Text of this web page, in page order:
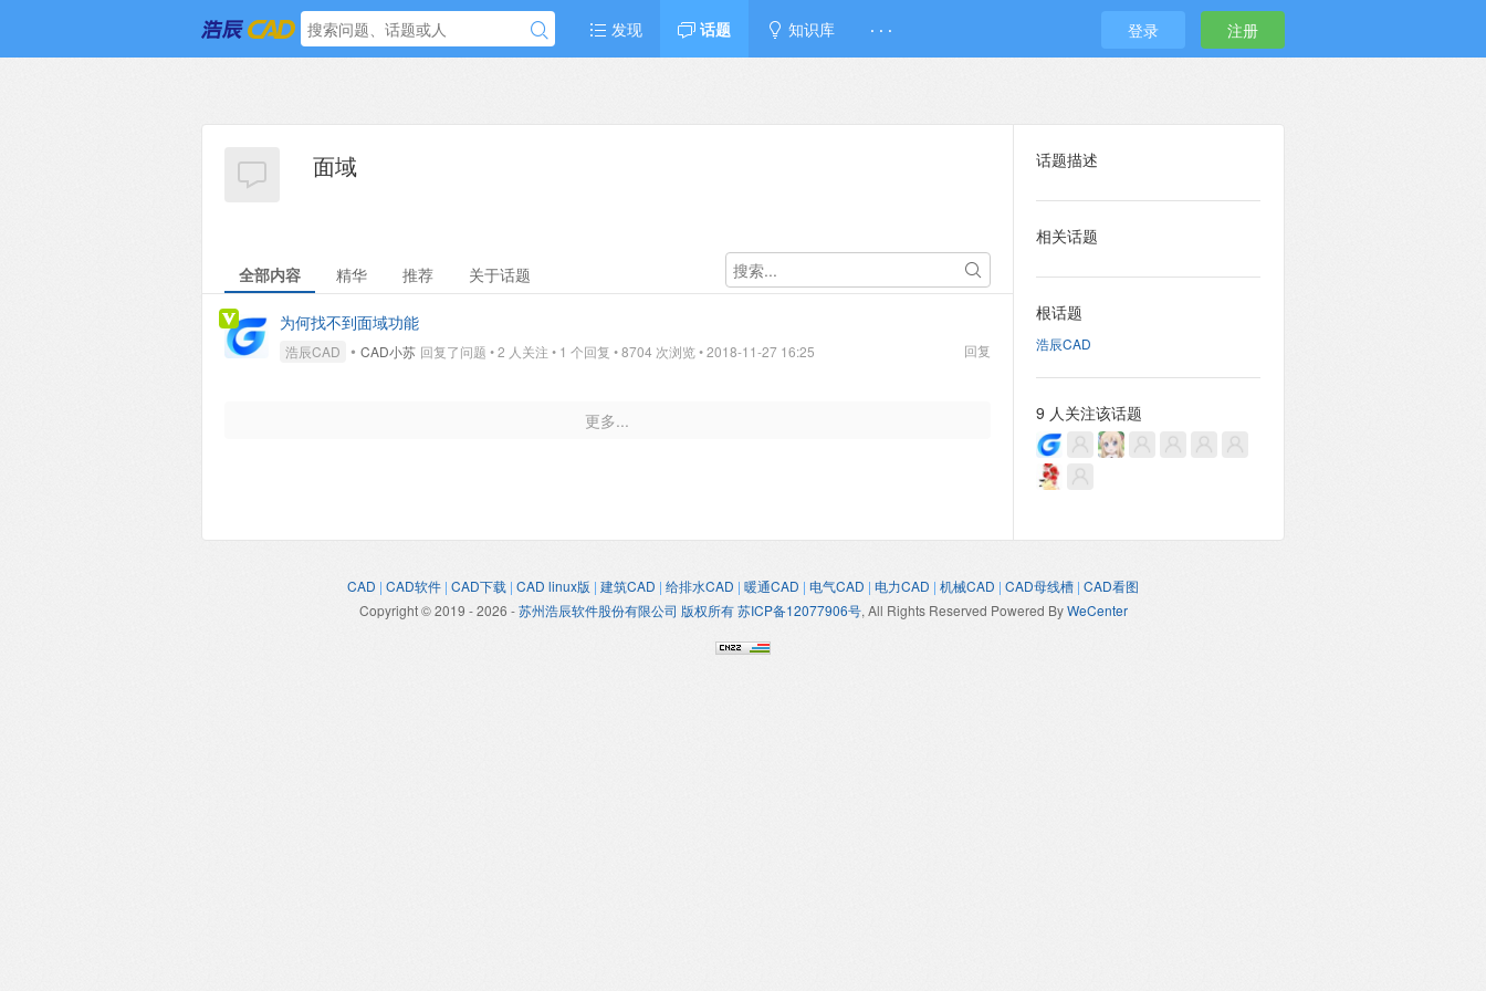
发现 话题 知识库 · · · 登录 注册
面域
全部内容 精华 推荐 关于话题
为何找不到面域功能
回复
浩辰CAD • CAD小苏 回复了问题 • 2 人关注 • 1 个回复 • 8704 次浏览 • 2018-11-27 16:25
更多...
话题描述
相关话题
根话题
浩辰CAD
9 人关注该话题
CAD | CAD软件 | CAD下载 | CAD linux版 | 建筑CAD | 给排水CAD | 暖通CAD | 电气CAD | 电力CAD | 机械CAD | CAD母线槽 | CAD看图
Copyright © 2019 - 2026 -苏州浩辰软件股份有限公司 版权所有 苏ICP备12077906号, All Rights Reserved Powered ByWeCenter